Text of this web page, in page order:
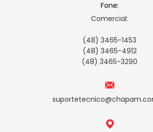
Fone:
Comercial:
(48) 3465-1453
(48) 3465-4912
(48) 3465-3290